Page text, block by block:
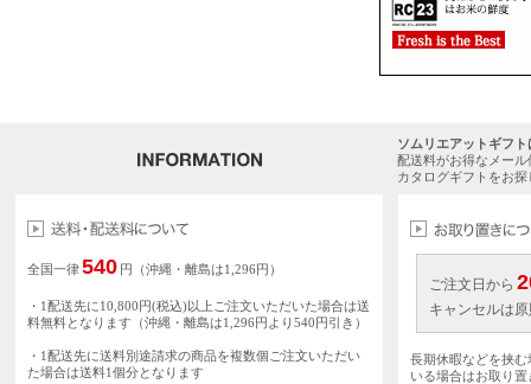
ソムリエアットギフ
配送料がお得なメー
カタログギフトをお
全国一律540 円（沖縄・離島は1,296円）
・1配送先に10,800円(税込)以上ご注文いただいた場合は送
料無料となります（沖縄・離島は1,296円より540円引き）
・1配送先に送料別途請求の商品を複数個ご注文いただい
た場合は送料1個分となります
ご注文日から
キャンセルは
長期休暇などを挟
いる場合はお取り